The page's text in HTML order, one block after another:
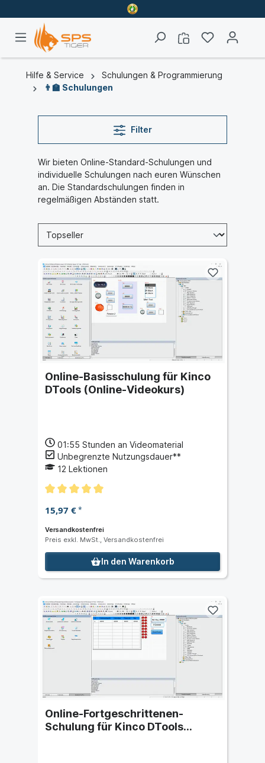
Hilfe & Service
Schulungen & Programmierung
👨‍🏫 Schulungen
Filter
Wir bieten Online-Standard-Schulungen und
individuelle Schulungen nach euren Wünschen
an. Die Standardschulungen finden in
regelmäßigen Abständen statt.
Online-Basisschulung für Kinco
DTools (Online-Videokurs)
01:55 Stunden an Videomaterial
Unbegrenzte Nutzungsdauer**
12 Lektionen
15,97 €*
Versandkostenfrei
Preis exkl. MwSt., Versandkostenfrei
In den Warenkorb
Online-Fortgeschrittenen-
Schulung für Kinco DTools